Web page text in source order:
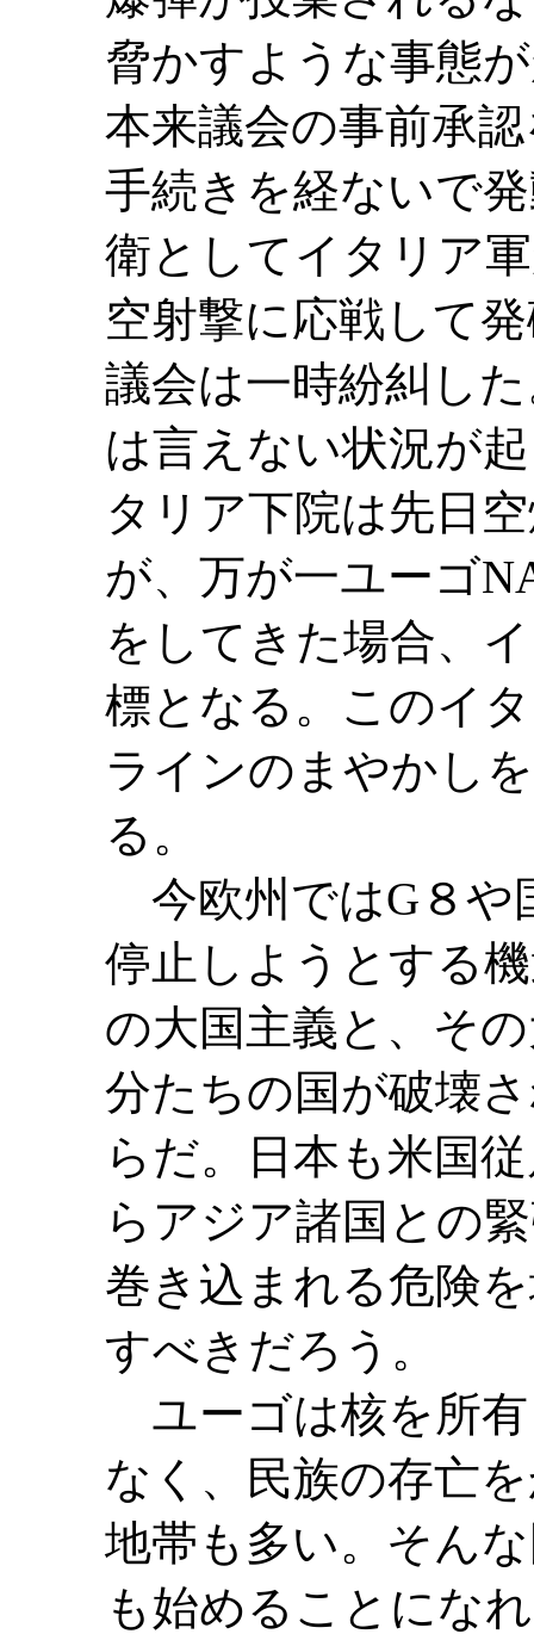
脅かすような事態
本来議会の事前承
手続きを経ないで
衛としてイタリア
空射撃に応戦して
議会は一時紛糾し
は言えない状況が
タリア下院は先日
が、万が一ユーゴ
をしてきた場合、
標となる。このイ
ラインのまやかし
る。
今欧州ではG８や
停止しようとする
の大国主義と、そ
分たちの国が破壊
らだ。日本も米国
らアジア諸国との
巻き込まれる危険
すべきだろう。
ユーゴは核を所
なく、民族の存亡
地帯も多い。そん
も始めることにな